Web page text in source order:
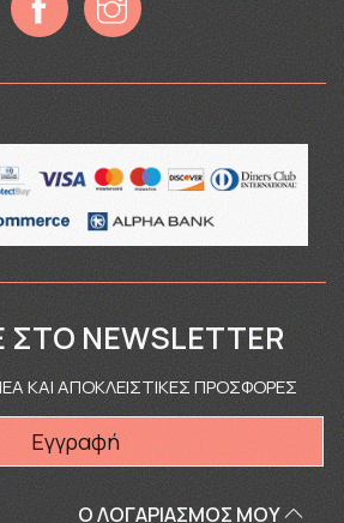
Ο ΛΟΓΑΡΙΑΣΜΌΣ ΜΟΥ
NEWSLETTER
ΚΑΙ ΑΠΟΚΛΕΙΣΤΙΚΕΣ ΠΡΟΣΦΟΡΕΣ
Εγγραφή